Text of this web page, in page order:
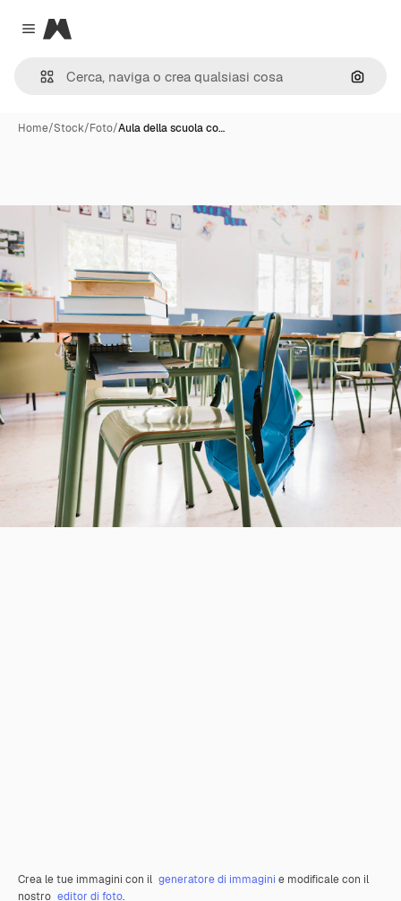
Close menu
Magnific
Cerca
Home/Stock/Foto/Aula della scuola co…
Crea le tue immagini con il generatore di immagini e modificale con il
nostro editor di foto.